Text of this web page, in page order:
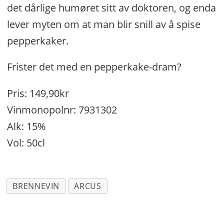
det dårlige humøret sitt av doktoren, og enda
lever myten om at man blir snill av å spise
pepperkaker.
Frister det med en pepperkake-dram?
Pris: 149,90kr
Vinmonopolnr: 7931302
Alk: 15%
Vol: 50cl
BRENNEVIN ARCUS